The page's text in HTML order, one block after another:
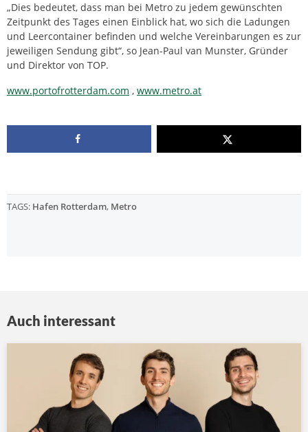
„Dies bedeutet, dass man bei Metro zu jedem gewünschten
Zeitpunkt des Tages einen Einblick hat, wo sich die Ladungen
und Leercontainer befinden und welche Vereinbarungen es zur
jeweiligen Sendung gibt“, so Jean-Paul van Munster, Gründer
und Direktor von TOP.
www.portofrotterdam.com , www.metro.at
TAGS: Hafen Rotterdam, Metro
Auch interessant